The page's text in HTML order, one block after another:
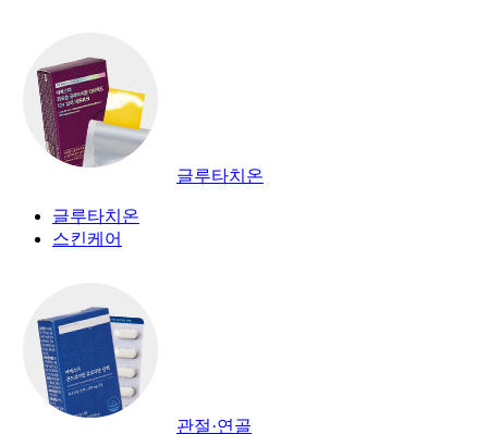
글루타치온
글루타치온
스킨케어
관절·연골